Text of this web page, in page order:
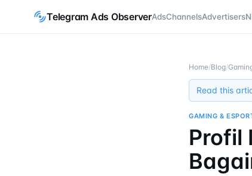
Telegram Ads ObserverAdsChannelsAdvertisers
Home/Blog/
Read this
GAMING &
Profil